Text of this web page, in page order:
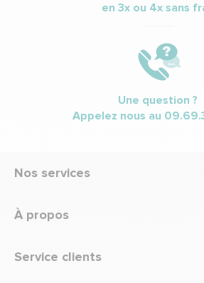
en 3x ou 4x sans
Une question ?
Appelez nous au
Nos services
À propos
Service clients